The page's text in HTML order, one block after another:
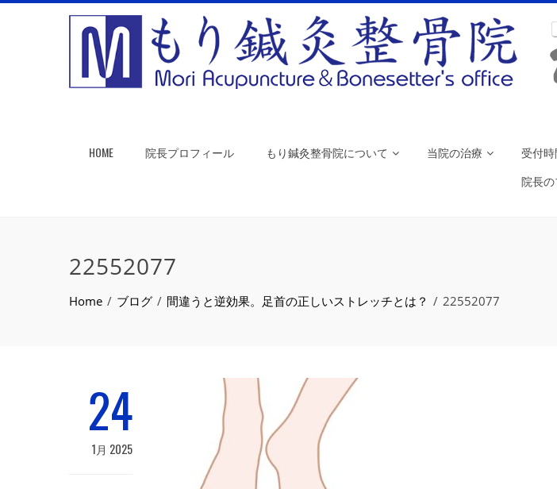
HOME 院長プロフィール もり鍼灸整骨院について 当院の治療 受付時
院長
22552077
Home ブログ 間違うと逆効果。足首の正しいストレッチとは？ 22552077
24
1月 2025